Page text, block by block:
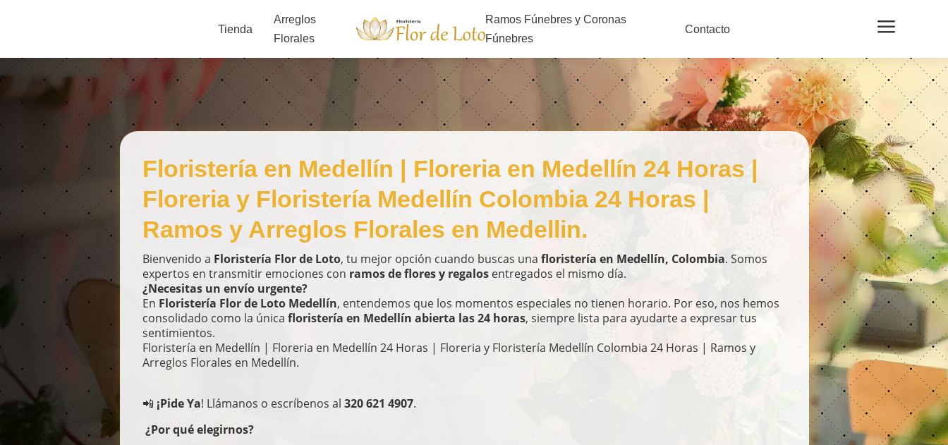
Tienda
Arreglos
Florales
Ramos Fúnebres y Coronas
Fúnebres
Contacto a
Floristería en Medellín | Floreria en Medellín 24 Horas |
Floreria y Floristería Medellín Colombia 24 Horas |
Ramos y Arreglos Florales en Medellin.
Bienvenido a Floristería Flor de Loto, tu mejor opción cuando buscas una floristería en Medellín, Colombia. Somos
expertos en transmitir emociones con ramos de flores y regalos entregados el mismo día.
¿Necesitas un envío urgente?
En Floristería Flor de Loto Medellín, entendemos que los momentos especiales no tienen horario. Por eso, nos hemos
consolidado como la única floristería en Medellín abierta las 24 horas, siempre lista para ayudarte a expresar tus
sentimientos.
Floristería en Medellín | Floreria en Medellín 24 Horas | Floreria y Floristería Medellín Colombia 24 Horas | Ramos y
Arreglos Florales en Medellín.
📲 ¡Pide Ya! Llámanos o escríbenos al 320 621 4907.
¿Por qué elegirnos?